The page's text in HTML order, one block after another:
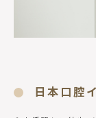
日本口腔